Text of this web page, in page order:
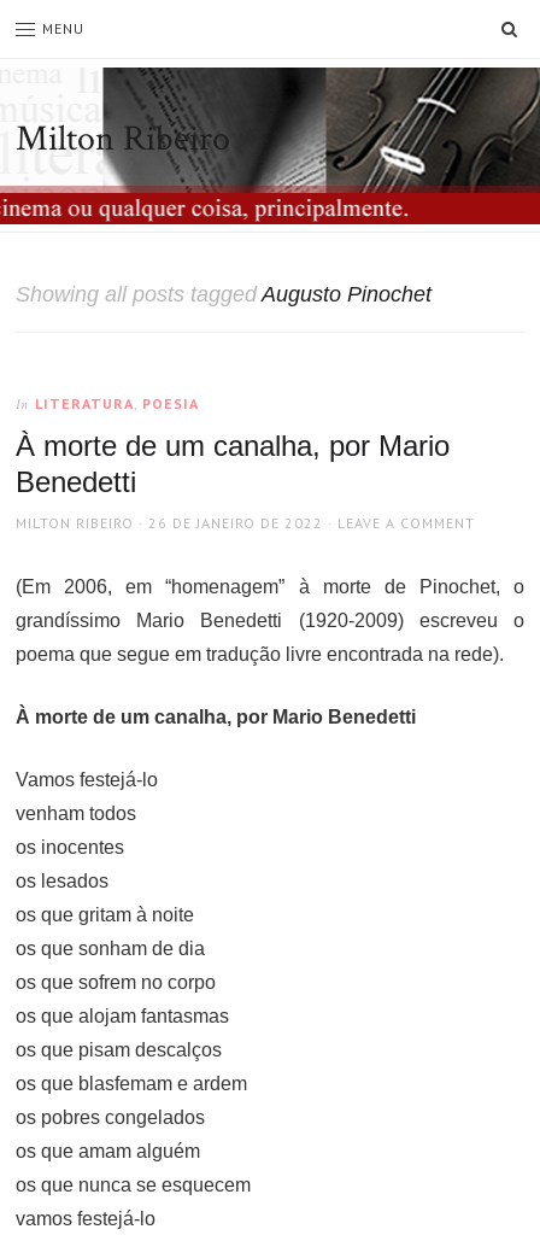
MENU
Milton Ribeiro
Showing all posts taggedAugusto Pinochet
In LITERATURA, POESIA
À morte de um canalha, por Mario
Benedetti
AUTHOR
MILTON RIBEIRO
POSTED
26 DE JANEIRO DE 2022 LEAVE A COMMENT
(Em 2006, em “homenagem” à morte de Pinochet, o
grandíssimo Mario Benedetti (1920-2009) escreveu o
poema que segue em tradução livre encontrada na rede).
À morte de um canalha, por Mario Benedetti
Vamos festejá-lo
venham todos
os inocentes
os lesados
os que gritam à noite
os que sonham de dia
os que sofrem no corpo
os que alojam fantasmas
os que pisam descalços
os que blasfemam e ardem
os pobres congelados
os que amam alguém
os que nunca se esquecem
vamos festejá-lo